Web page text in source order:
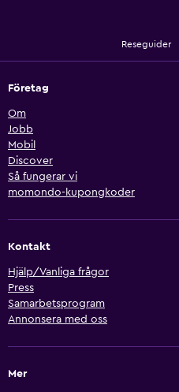
Reseguider
Företag
Om
Jobb
Mobil
Discover
Så fungerar vi
momondo-kupongkoder
Kontakt
Hjälp/Vanliga frågor
Press
Samarbetsprogram
Annonsera med oss
Mer